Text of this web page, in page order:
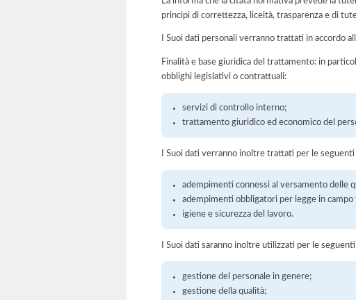
principi di correttezza, liceità, trasparenza e di
I Suoi dati personali verranno trattati in accordo
Finalità e base giuridica del trattamento: in
obblighi legislativi o contrattuali:
servizi di controllo interno;
trattamento giuridico ed economico del
I Suoi dati verranno inoltre trattati per le
adempimenti connessi al versamento delle
adempimenti obbligatori per legge in campo
igiene e sicurezza del lavoro.
I Suoi dati saranno inoltre utilizzati per le
gestione del personale in genere;
gestione della qualità;